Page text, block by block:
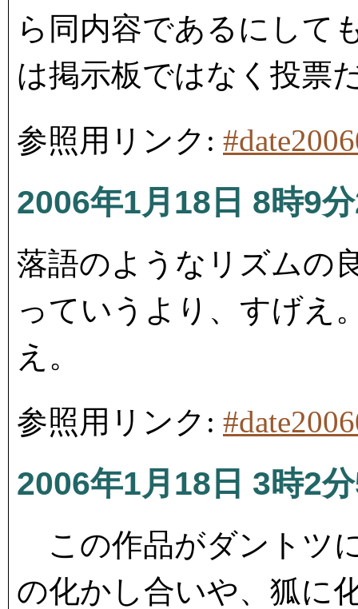
ら同内容であるにして
は掲示板ではなく投票
参照用リンク:
2006年1月18日 8時9
落語のようなリズムの
っていうより、すげえ
え。
参照用リンク:
2006年1月18日 3時2
この作品がダントツ
の化かし合いや、狐に